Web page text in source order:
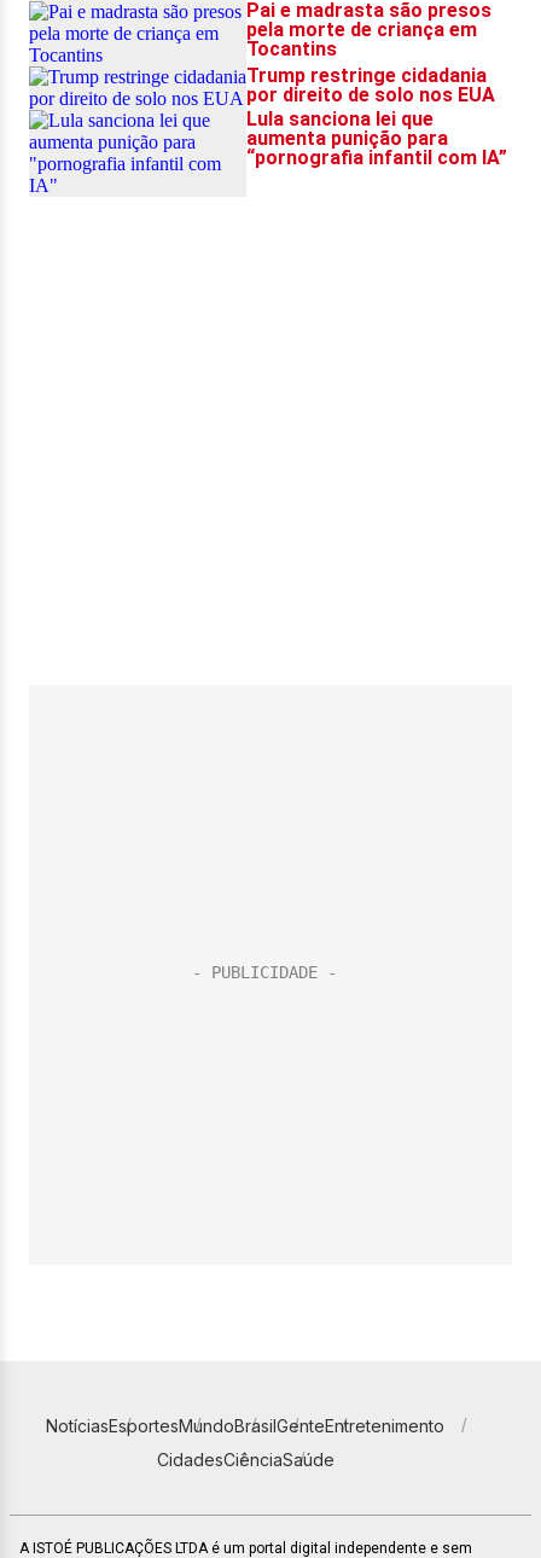
NotíciasEsportesMundoBrasilGenteEntretenimento
CidadesCiênciaSaúde
A ISTOÉ PUBLICAÇÕES LTDA é um portal digital independente e sem